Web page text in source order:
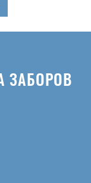
ЗАБОРОВ